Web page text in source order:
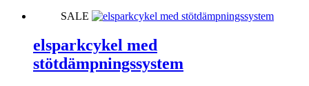
SALE
elsparkcykel med
stötdämpningssystem